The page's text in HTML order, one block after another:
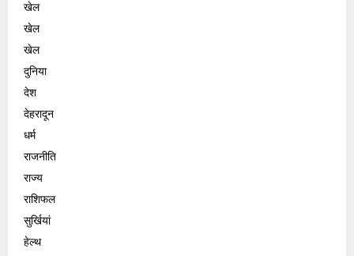
खेल
खेल
खेल
दुनिया
देश
देहरादून
धर्म
राजनीति
राज्य
राशिफल
सुर्खियां
हेल्थ